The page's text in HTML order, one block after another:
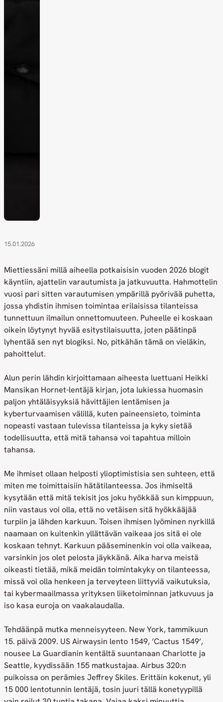
15.01.2026
Miettiessäni millä aiheella potkaisisin vuoden 2026 blogit
käyntiin, ajattelin varautumista ja jatkuvuutta. Hahmottelin
vuosi pari sitten varautumisen ympärillä pyörivää puhetta,
jossa yhdistin ihmisen toimintaa erilaisissa tilanteissa
tunnettuun ilmailun onnettomuuteen. Puheelle ei koskaan
oikein löytynyt hyvää esitystilaisuutta, joten päätinpä
lyhentää sen nyt blogiksi. No, pitkähän tämä on vieläkin,
pahoittelut.
Alun perin lähdin kirjoittamaan aiheesta luettuani Heikki
Mansikan Hornet-lentäjä kirjan, jota lukiessa huomasin
paljon yhtäläisyyksiä hävittäjien lentämisen ja
kyberturvaamisen välillä, kuten paineensieto, toiminta
nopeasti vastaan tulevissa tilanteissa ja kyky sietää
todellisuutta, että mitä tahansa voi tapahtua milloin
tahansa.
Me ihmiset ollaan helposti ylioptimistisia sen suhteen, että
miten me toimittaisiin hätätilanteessa. Jos ihmiseltä
kysytään että mitä tekisit jos joku hyökkää sun kimppuun,
niin vastaus voi olla, että no vetäisen sitä hyökkääjää
turpiin ja lähden karkuun. Toisen ihmisen lyöminen nyrkillä
naamaan on kuitenkin yllättävän vaikeaa jos sitä ei ole
koskaan tehnyt. Karkuun pääseminenkin voi olla vaikeaa,
varsinkin jos olet pelosta jäykkänä. Aika harva meistä
oikeasti tietää, mikä meidän toimintakyky on tilanteessa,
missä voi olla henkeen ja terveyteen liittyviä vaikutuksia,
tai kybermaailmassa yrityksen liiketoiminnan jatkuvuus ja
iso kasa euroja on vaakalaudalla.
Tehdäänpä mutka menneisyyteen. New York, tammikuun
15. päivä 2009. US Airwaysin lento 1549, ’Cactus 1549’,
nousee La Guardianin kentältä suuntanaan Charlotte ja
Seattle, kyydissään 155 matkustajaa. Airbus 320:n
puikoissa on perämies Jeffrey Skiles. Erittäin kokenut, yli
15 000 lentotunnin lentäjä, tosin juuri tällä konetyypillä